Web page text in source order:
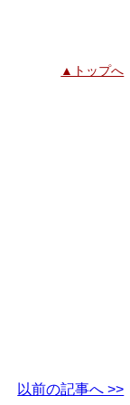
▲トップへ
以前の記事へ >>